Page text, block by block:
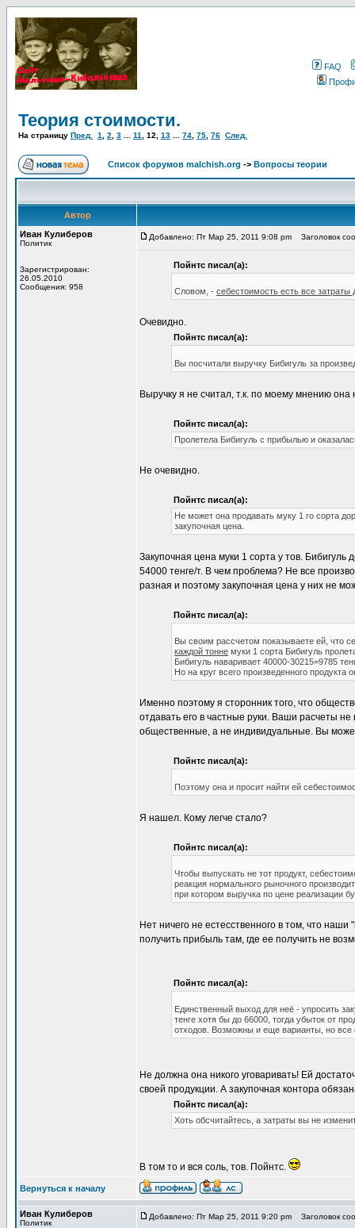
FAQ
Теория стоимости.
На страницу Пред. 1 2 3 11 12 13 74 75 76 След.
Список форумов malchish.org -> Вопросы теории
Автор
Иван Кулиберов
Политик
Зарегистрирован:
26.05.2010
Сообщения: 958
Добавлено: Пт Мар 25, 2011 9:08 pm Заголовок
Пойнтс писал(а):
Словом, - себестоимость есть все затраты
Очевидно.
Пойнтс писал(а):
Вы посчитали выручку Бибигуль за
Выручку я не считал, т.к. по моему мнению
Пойнтс писал(а):
Пролетела Бибигуль с прибылью и
Не очевидно.
Пойнтс писал(а):
Не может она продавать муку 1 го сорта
закупочная цена.
Закупочная цена муки 1 сорта у тов.
54000 тенге/т. В чем проблема? Не все
разная и поэтому закупочная цена у них не
Пойнтс писал(а):
Вы своим рассчетом показываете ей, что
каждой тонне муки 1 сорта Бибигуль
Бибигуль наваривает 40000-30215=9785
Но на круг всего произведенного продукта
Именно поэтому я сторонник того, что
отдавать его в частные руки. Ваши расчеты
общественные, а не индивидуальные. Вы
Пойнтс писал(а):
Поэтому она и просит найти ей
Я нашел. Кому легче стало?
Пойнтс писал(а):
Чтобы выпускать не тот продукт,
реакция нормального рыночного
при котором выручка по цене реализации
Нет ничего не естесственного в том, что
получить прибыль там, где ее получить не
Пойнтс писал(а):
Единственный выход для неё - упросить
тенге хотя бы до 66000, тогда убыток от
отходов. Возможны и еще варианты, но все
Не должна она никого уговаривать! Ей
своей продукции. А закупочная контора
Пойнтс писал(а):
Хоть обсчитайтесь, а затраты вы не
В том то и вся соль, тов. Пойнтс.
Вернуться к началу
Иван Кулиберов
Политик
Добавлено: Пт Мар 25, 2011 9:20 pm Заголовок